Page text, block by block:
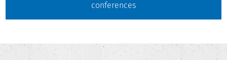
conferences